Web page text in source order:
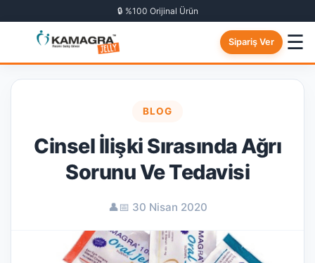
🔒 %100 Orijinal Ürün
Sipariş Ver ☰
BLOG
Cinsel İlişki Sırasında Ağrı
Sorunu Ve Tedavisi
👤📅 30 Nisan 2020